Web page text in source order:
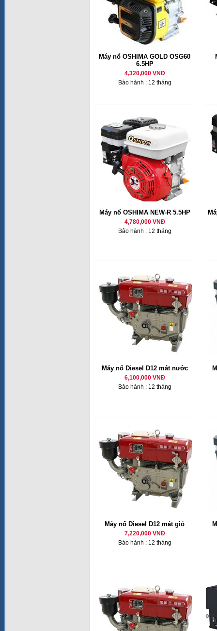
Máy nổ OSHIMA GOLD OSG60
6.5HP
4,320,000 VNĐ
Bảo hành : 12 tháng
Máy nổ OSHIMA NEW-R 5.5HP
4,780,000 VNĐ
Bảo hành : 12 tháng
Máy nổ Diesel D12 mát nước
6,100,000 VNĐ
Bảo hành : 12 tháng
Máy nổ Diesel D12 mát gió
7,220,000 VNĐ
Bảo hành : 12 tháng